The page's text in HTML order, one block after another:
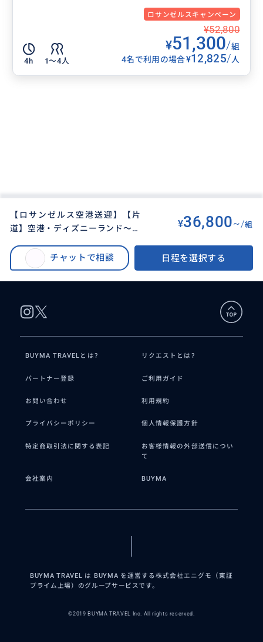
ロサンゼルスキャンペーン
4h 1〜4人
¥52,800
¥51,300/組
4名で利用の場合¥12,825/人
【ロサンゼルス空港送迎】【片
道】空港・ディズニーランド〜ホ
立ち寄りもOK（日本人ドライバ
ー・日本語完全対応）
¥36,800~/組
チャットで相談 日程を選択する
【ロサンゼルス空港送迎】【片道】空港・ディズニーランド〜ホテル間【快
適レクサス】途中のお立ち寄りもOK（日本人ドライバー・日本語完全対応）
BUYMA TRAVELとは? リクエストとは?
パートナー登録 ご利用ガイド
お問い合わせ 利用規約
プライバシーポリシー 個人情報保護方針
特定商取引法に関する表記
お客様情報の外部送信につい
て
会社案内 BUYMA
BUYMA TRAVEL は BUYMA を運営する株式会社エニグモ（東証
プライム上場）のグループサービスです。
©2019 BUYMA TRAVEL Inc. All rights reserved.